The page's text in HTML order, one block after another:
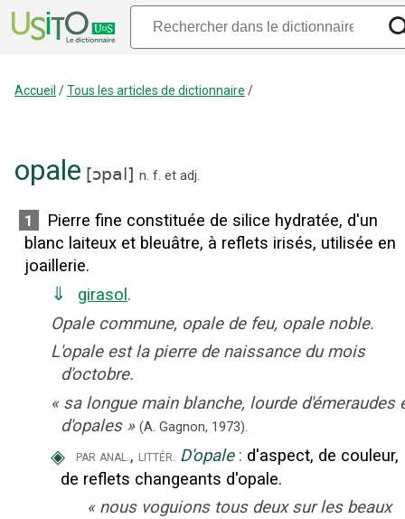
Accueil /Tous les articles de dictionnaire /
opale [ɔpal ] n. f. et adj.
1
Pierre fine constituée de silice hydratée, d'un
blanc laiteux et bleuâtre, à reflets irisés, utilisée en
joaillerie.
⇓ girasol .
Opale commune, opale de feu, opale noble.
L'opale est la pierre de naissance du mois
d'octobre.
« sa longue main blanche, lourde d'émeraudes
d'opales » (A. Gagnon, 1973).
◈ par anal. , littér. D'opale : d'aspect, de couleur,
de reflets changeants d'opale.
« nous voguions tous deux sur les beaux